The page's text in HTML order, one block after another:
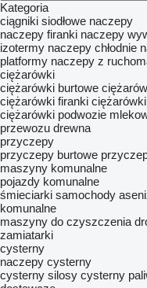
Kategoria
ciągniki siodłowe naczepy
naczepy firanki naczepy
izotermy naczepy chłodnie
platformy naczepy z
ciężarówki
ciężarówki burtowe
ciężarówki firanki ciężarówki
ciężarówki podwozie
przewozu drewna
przyczepy
przyczepy burtowe
maszyny komunalne
pojazdy komunalne
śmieciarki samochody
komunalne
maszyny do czyszczenia
zamiatarki
cysterny
naczepy cysterny
cysterny silosy cysterny